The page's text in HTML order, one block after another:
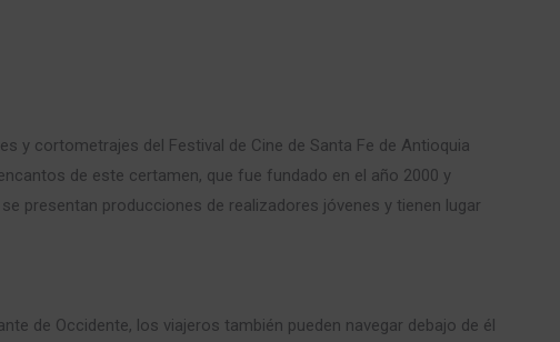
y cortometrajes del Festival de Cine de Santa Fe de Antioquia
de este certamen, que fue fundado en el año 2000 y
presentan producciones de realizadores jóvenes y tienen lugar
de Occidente, los viajeros también pueden navegar debajo de él